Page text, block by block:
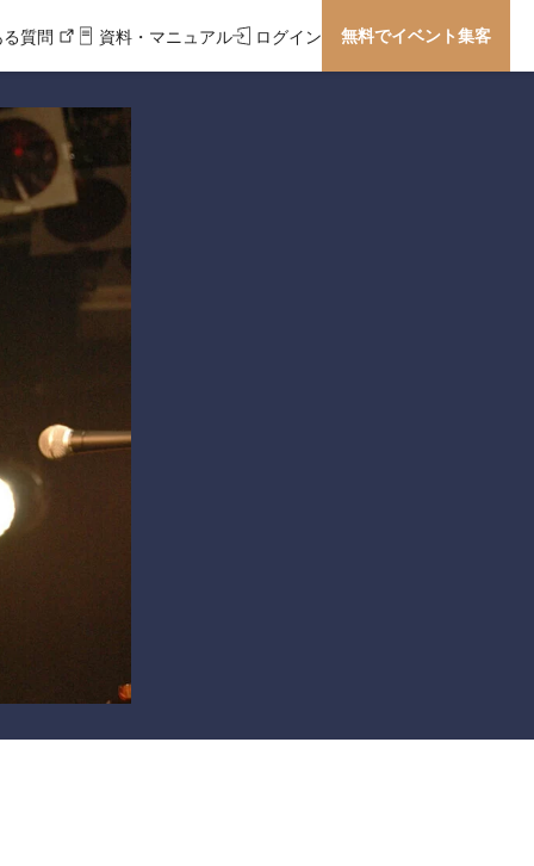
質問 資料・マニュアル ログイン 無料でイベント集客